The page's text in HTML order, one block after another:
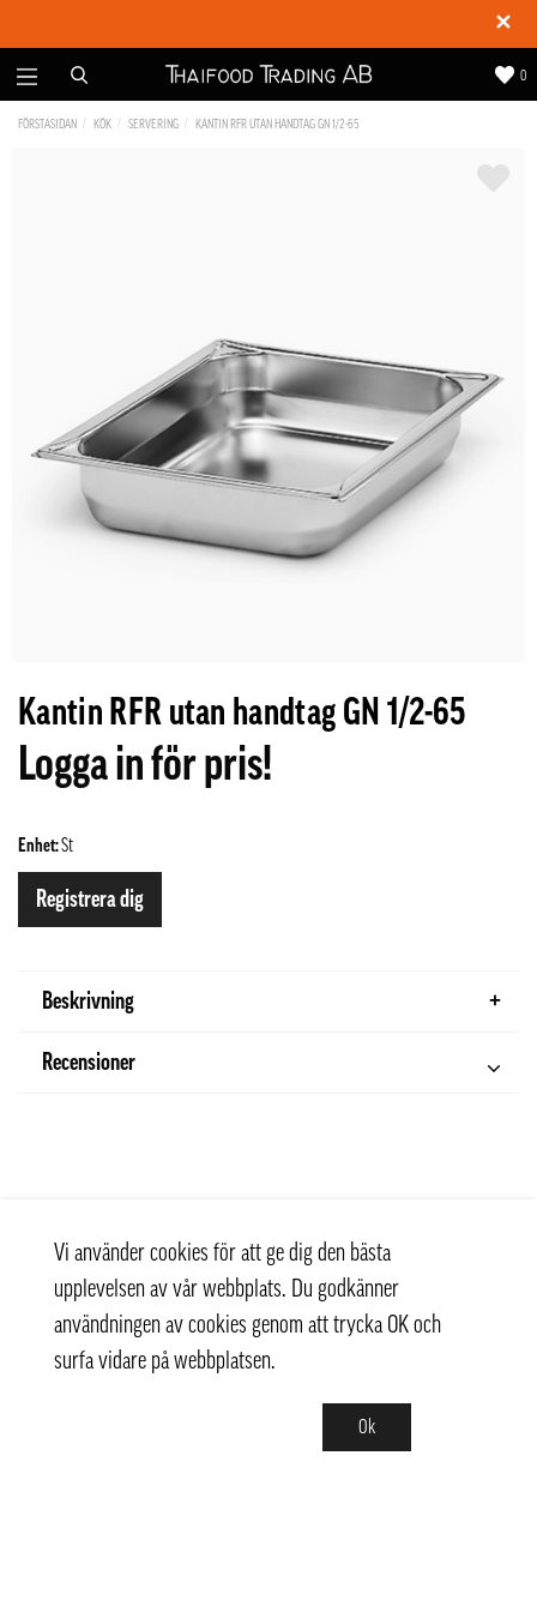
✕
0
FÖRSTASIDAN KÖK SERVERING KANTIN RFR UTAN HANDTAG GN 1/2-65
Kantin RFR utan handtag GN 1/2-65
Logga in för pris!
Enhet:St
Registrera dig
Beskrivning
Recensioner
Vi använder cookies för att ge dig den bästa
upplevelsen av vår webbplats. Du godkänner
användningen av cookies genom att trycka OK och
surfa vidare på webbplatsen.
Ok